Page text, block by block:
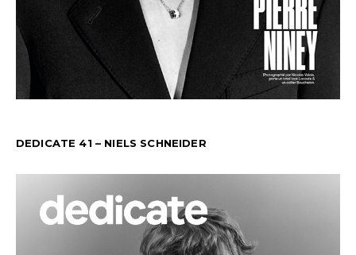
DEDICATE 41 – NIELS SCHNEIDER